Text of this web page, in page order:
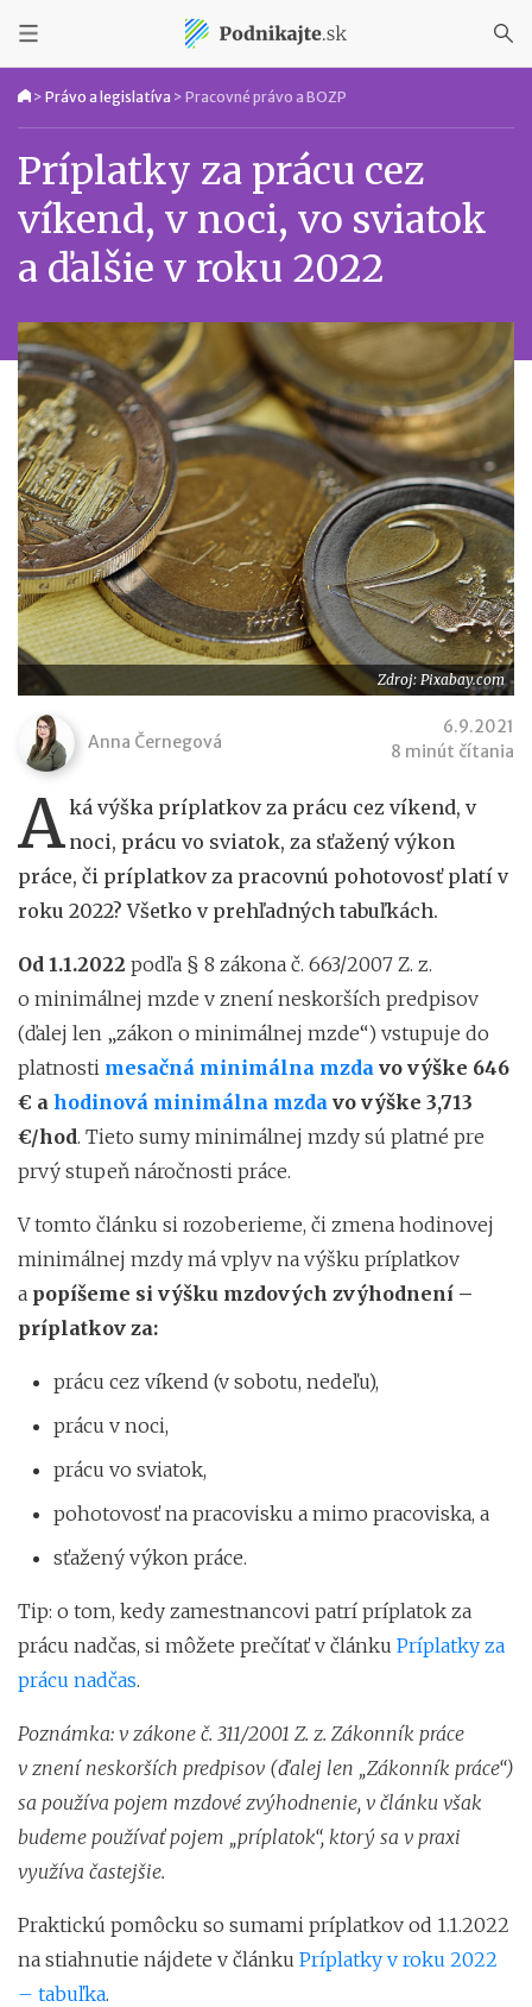
> Právo a legislatíva > Pracovné právo a BOZP
Príplatky za prácu cez
víkend, v noci, vo sviatok
a ďalšie v roku 2022
Zdroj: Pixabay.com
Anna Černegová
6.9.2021
8 minút čítania
Aká výška príplatkov za prácu cez víkend, v
noci, prácu vo sviatok, za sťažený výkon
práce, či príplatkov za pracovnú pohotovosť platí v
roku 2022? Všetko v prehľadných tabuľkách.
Od 1.1.2022 podľa § 8 zákona č. 663/2007 Z. z.
o minimálnej mzde v znení neskorších predpisov
(ďalej len „zákon o minimálnej mzde“) vstupuje do
platnosti mesačná minimálna mzda vo výške 646
€ a hodinová minimálna mzda vo výške 3,713
€/hod. Tieto sumy minimálnej mzdy sú platné pre
prvý stupeň náročnosti práce.
V tomto článku si rozoberieme, či zmena hodinovej
minimálnej mzdy má vplyv na výšku príplatkov
a popíšeme si výšku mzdových zvýhodnení –
príplatkov za:
prácu cez víkend (v sobotu, nedeľu),
prácu v noci,
prácu vo sviatok,
pohotovosť na pracovisku a mimo pracoviska, a
sťažený výkon práce.
Tip: o tom, kedy zamestnancovi patrí príplatok za
prácu nadčas, si môžete prečítať v článku Príplatky za
prácu nadčas.
Poznámka: v zákone č. 311/2001 Z. z. Zákonník práce
v znení neskorších predpisov (ďalej len „Zákonník práce“)
sa používa pojem mzdové zvýhodnenie, v článku však
budeme používať pojem „príplatok“, ktorý sa v praxi
využíva častejšie.
Praktickú pomôcku so sumami príplatkov od 1.1.2022
na stiahnutie nájdete v článku Príplatky v roku 2022
– tabuľka.